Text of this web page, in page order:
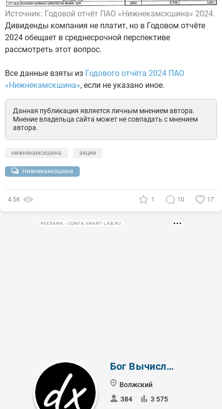
Источник: Годовой отчёт ПАО «Нижнекамскшина» 2024.
Дивиденды компания не платит, но в Годовом отчёте
2024 обещает в среднесрочной перспективе
рассмотреть этот вопрос.
Все данные взяты из Годового отчёта 2024 ПАО
«Нижнекамскшина», если не указано иное.
Данная публикация является личным мнением автора.
Мнение владельца сайта может не совпадать с мнением
автора.
нижнекамскшина акции
Нижнекамскшина
4.5К 1 10 17
РЕКЛАМА • CONFA.SMART-LAB.RU
Бог Вычислений
Волжский
384
3 575